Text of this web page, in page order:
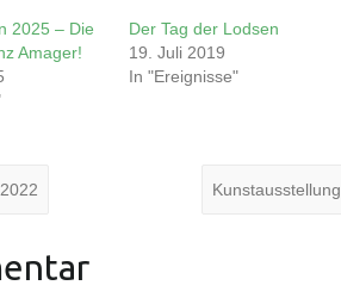
2025 – Die
Amager!
Der Tag der Lodsen
19. Juli 2019
In "Ereignisse"
Kunstausstellung